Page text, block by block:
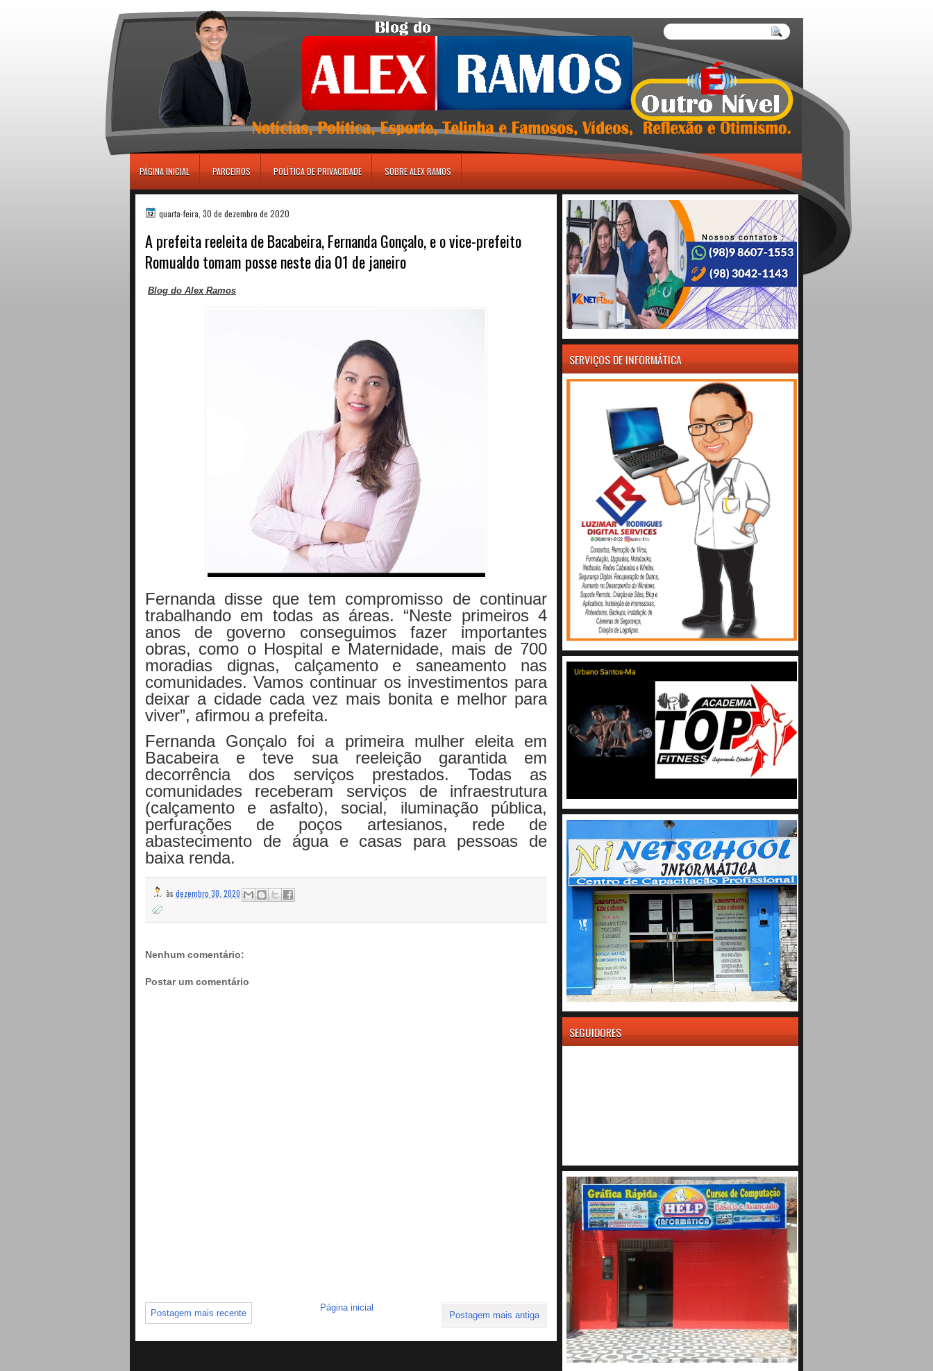
PÁGINA INICIAL PARCEIROS POLÍTICA DE PRIVACIDADE SOBRE ALEX RAMOS
quarta-feira, 30 de dezembro de 2020
A prefeita reeleita de Bacabeira, Fernanda Gonçalo, e o vice-prefeito
Romualdo tomam posse neste dia 01 de janeiro
Blog do Alex Ramos
Fernanda disse que tem compromisso de continuar
trabalhando em todas as áreas. “Neste primeiros 4
anos de governo conseguimos fazer importantes
obras, como o Hospital e Maternidade, mais de 700
moradias dignas, calçamento e saneamento nas
comunidades. Vamos continuar os investimentos para
deixar a cidade cada vez mais bonita e melhor para
viver”, afirmou a prefeita.
Fernanda Gonçalo foi a primeira mulher eleita em
Bacabeira e teve sua reeleição garantida em
decorrência dos serviços prestados. Todas as
comunidades receberam serviços de infraestrutura
(calçamento e asfalto), social, iluminação pública,
perfurações de poços artesianos, rede de
abastecimento de água e casas para pessoas de
baixa renda.
às dezembro 30, 2020
Nenhum comentário:
Postar um comentário
Postagem mais recente Postagem mais antiga
Página inicial
SERVIÇOS DE INFORMÁTICA
SEGUIDORES